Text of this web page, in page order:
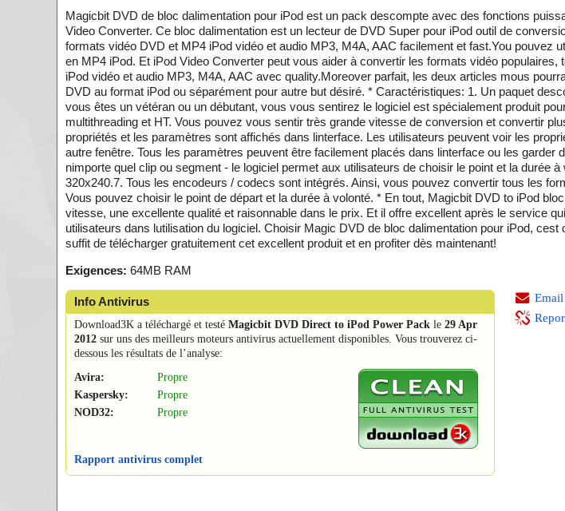
Magicbit DVD de bloc dalimentation pour iPod est un pack descompte avec des fonctions
Video Converter. Ce bloc dalimentation est un lecteur de DVD Super pour iPod outil de
formats vidéo DVD et MP4 iPod vidéo et audio MP3, M4A, AAC facilement et fast.You pouvez
en MP4 iPod. Et iPod Video Converter peut vous aider à convertir les formats vidéo
iPod vidéo et audio MP3, M4A, AAC avec quality.Moreover parfait, les deux articles mous
DVD au format iPod ou séparément pour autre but désiré. * Caractéristiques: 1. Un paquet
vous êtes un vétéran ou un débutant, vous vous sentirez le logiciel est spécialement produit
multithreading et HT. Vous pouvez vous sentir très grande vitesse de conversion et convertir
propriétés et les paramètres sont affichés dans linterface. Les utilisateurs peuvent voir les
autre fenêtre. Tous les paramètres peuvent être facilement placés dans linterface ou les garder
nimporte quel clip ou segment - le logiciel permet aux utilisateurs de choisir le point et la durée
320x240.7. Tous les encodeurs / codecs sont intégrés. Ainsi, vous pouvez convertir tous les
Vous pouvez choisir le point de départ et la durée à volonté. * En tout, Magicbit DVD to iPod
vitesse, une excellente qualité et raisonnable dans le prix. Et il offre excellent après le service
utilisateurs dans lutilisation du logiciel. Choisir Magic DVD de bloc dalimentation pour iPod,
suffit de télécharger gratuitement cet excellent produit et en profiter dès maintenant!
Exigences: 64MB RAM
Info Antivirus
Download3K a téléchargé et testé Magicbit DVD Direct to iPod Power Pack le 29 Apr
2012 sur uns des meilleurs moteurs antivirus actuellement disponibles. Vous trouverez ci-
dessous les résultats de l’analyse:
Avira:
Propre
Kaspersky:
Propre
NOD32:
Propre
Rapport antivirus complet
Email